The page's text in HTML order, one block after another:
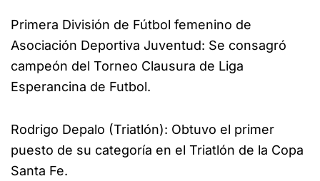
Primera División de Fútbol femenino de
Asociación Deportiva Juventud: Se consagró
campeón del Torneo Clausura de Liga
Esperancina de Futbol.
Rodrigo Depalo (Triatlón): Obtuvo el primer
puesto de su categoría en el Triatlón de la Copa
Santa Fe.